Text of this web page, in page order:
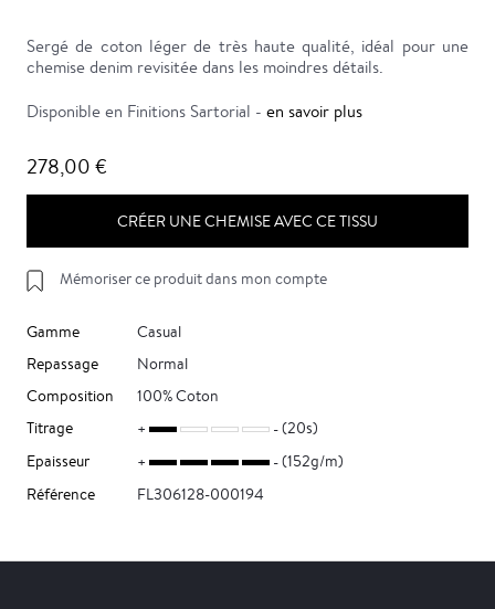
Sergé de coton léger de très haute qualité, idéal pour une
chemise denim revisitée dans les moindres détails.
Disponible en Finitions Sartorial - en savoir plus
278,00 €
CRÉER UNE CHEMISE AVEC CE TISSU
Mémoriser ce produit dans mon compte
Gamme
Casual
Repassage
Normal
Composition
100% Coton
Titrage
(20s)
Epaisseur
(152g/m)
Référence
FL306128-000194